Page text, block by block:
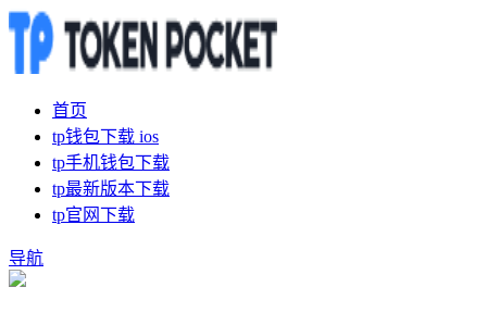
首页
tp钱包下载 ios
tp手机钱包下载
tp最新版本下载
tp官网下载
导航